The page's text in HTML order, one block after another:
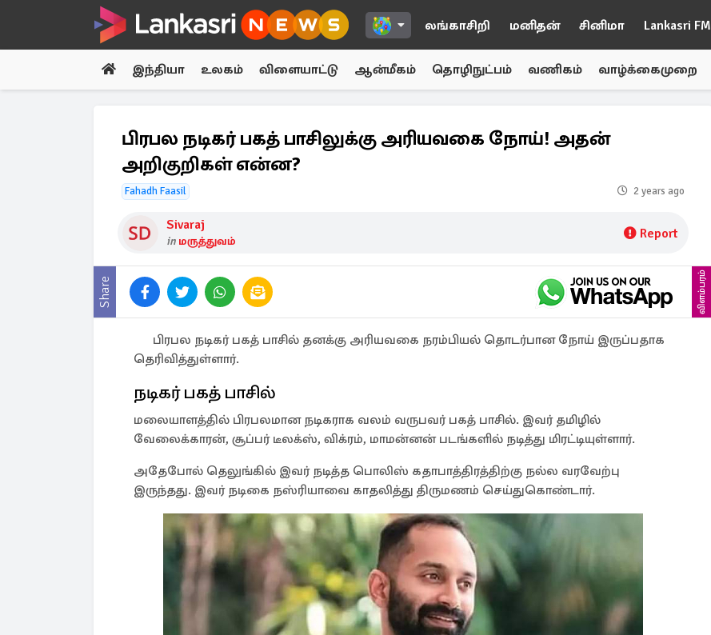
லங்காசிறி மனிதன் சினிமா Lankasri FM
இந்தியா உலகம் விளையாட்டு ஆன்மீகம் தொழிநுட்பம் வணிகம் வாழ்க்கைமுறை
பிரபல நடிகர் பகத் பாசிலுக்கு அரியவகை நோய்! அதன்
அறிகுறிகள் என்ன?
Fahadh Faasil 2 years ago
Sivaraj
in மருத்துவம் Report
Share விளம்பரம்
பிரபல நடிகர் பகத் பாசில் தனக்கு அரியவகை நரம்பியல் தொடர்பான நோய் இருப்பதாக
தெரிவித்துள்ளார்.
நடிகர் பகத் பாசில்
மலையாளத்தில் பிரபலமான நடிகராக வலம் வருபவர் பகத் பாசில். இவர் தமிழில்
வேலைக்காரன், சூப்பர் டீலக்ஸ், விக்ரம், மாமன்னன் படங்களில் நடித்து மிரட்டியுள்ளார்.
அதேபோல் தெலுங்கில் இவர் நடித்த பொலிஸ் கதாபாத்திரத்திற்கு நல்ல வரவேற்பு
இருந்தது. இவர் நடிகை நஸ்ரியாவை காதலித்து திருமணம் செய்துகொண்டார்.